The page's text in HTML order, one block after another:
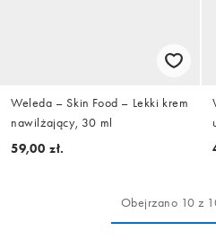
Weleda – Skin Food – Lekki krem
nawilżający, 30 ml
59,00 zł.
Obejrzano 10 z